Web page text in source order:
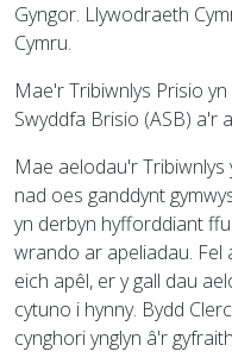
Gyngor. Llywodraeth
Cymru.
Mae'r Tribiwnlys Prisio
Swyddfa Brisio (ASB) a'r
Mae aelodau'r
nad oes ganddynt
yn derbyn hyfforddiant
wrando ar apeliadau.
eich apêl, er y gall dau
cytuno i hynny. Bydd
cynghori ynglyn â'r